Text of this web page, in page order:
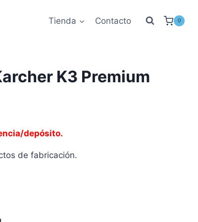
Tienda Contacto 0
K3 Premium
depósito.
de fabricación.